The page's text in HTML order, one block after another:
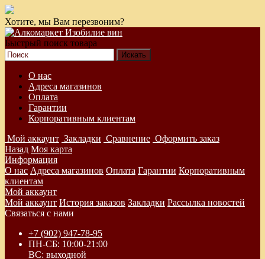
Хотите, мы Вам перезвоним?
Быстрый поиск товара
О нас
Адреса магазинов
Оплата
Гарантии
Корпоративным клиентам
Мой аккаунт Закладки Сравнение Оформить заказ
Назад Моя карта
Информация
О нас Адреса магазинов Оплата Гарантии Корпоративным
клиентам
Мой аккаунт
Мой аккаунт История заказов Закладки Рассылка новостей
Связаться с нами
+7 (902) 947-78-95
ПН-СБ: 10:00-21:00
ВС: выходной